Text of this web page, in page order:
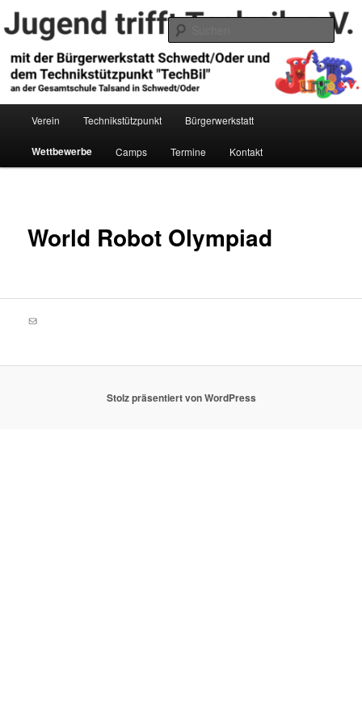
Zum
primären
springenJugend trifft Technik e.V.
Verein Technikstützpunkt Bürgerwerkstatt
Wettbewerbe Camps Termine Kontakt
World Robot Olympiad
E-Mail
Stolz präsentiert von WordPress